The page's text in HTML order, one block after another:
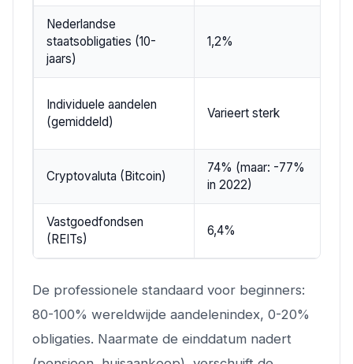
Nederlandse
staatsobligaties (10-
jaars)
1,2%
Individuele aandelen
(gemiddeld)
Varieert sterk
Cryptovaluta (Bitcoin)
74% (maar: -77%
in 2022)
Vastgoedfondsen
(REITs)
6,4%
De professionele standaard voor beginners:
80-100% wereldwijde aandelenindex, 0-20%
obligaties. Naarmate de einddatum nadert